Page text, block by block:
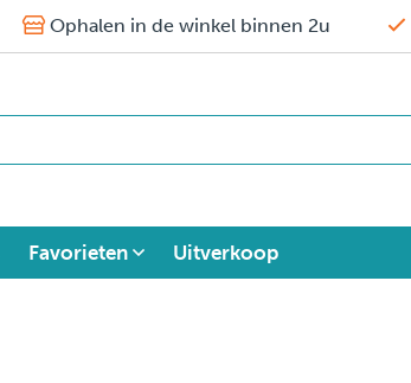
Ophalen in de winkel binnen 2u
Favorieten Uitverkoop